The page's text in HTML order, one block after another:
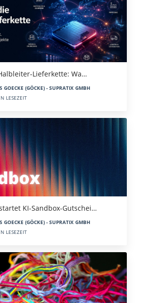
Lieferkette: Wa…
GOECKE (GÖCKE) - SUPRATIX GMBH
LESEZEIT
KI-Sandbox-Gutschei…
GOECKE (GÖCKE) - SUPRATIX GMBH
LESEZEIT